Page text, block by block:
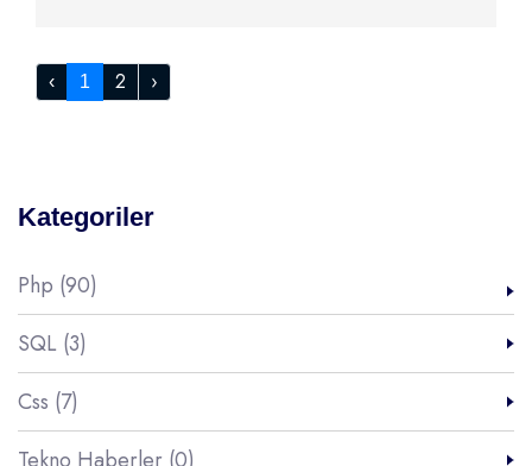
‹ 1 2 ›
Kategoriler
Php (90)
SQL (3)
Css (7)